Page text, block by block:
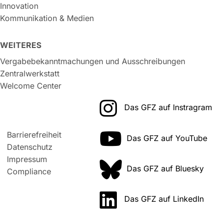
Innovation
Kommunikation & Medien
WEITERES
Vergabebekanntmachungen und Ausschreibungen
Zentralwerkstatt
Welcome Center
Barrierefreiheit
Datenschutz
Impressum
Compliance
Das GFZ auf Instragram
Das GFZ auf YouTube
Das GFZ auf Bluesky
Das GFZ auf LinkedIn